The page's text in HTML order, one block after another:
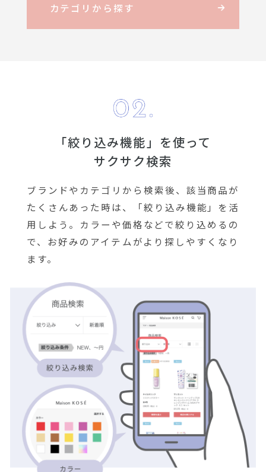
カテゴリから探す
「絞り込み機能」を使って
サクサク検索
ブランドやカテゴリから検索後、該当商品が
たくさんあった時は、「絞り込み機能」を活
用しよう。カラーや価格などで絞り込めるの
で、お好みのアイテムがより探しやすくなり
ます。